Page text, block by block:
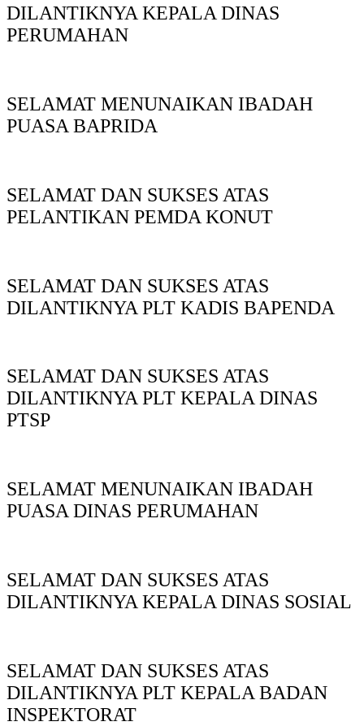
DILANTIKNYA KEPALA DINAS
PERUMAHAN
SELAMAT MENUNAIKAN IBADAH
PUASA BAPRIDA
SELAMAT DAN SUKSES ATAS
PELANTIKAN PEMDA KONUT
SELAMAT DAN SUKSES ATAS
DILANTIKNYA PLT KADIS BAPENDA
SELAMAT DAN SUKSES ATAS
DILANTIKNYA PLT KEPALA DINAS
PTSP
SELAMAT MENUNAIKAN IBADAH
PUASA DINAS PERUMAHAN
SELAMAT DAN SUKSES ATAS
DILANTIKNYA KEPALA DINAS SOSIAL
SELAMAT DAN SUKSES ATAS
DILANTIKNYA PLT KEPALA BADAN
INSPEKTORAT